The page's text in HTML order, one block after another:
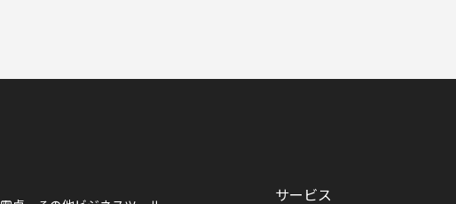
サービス